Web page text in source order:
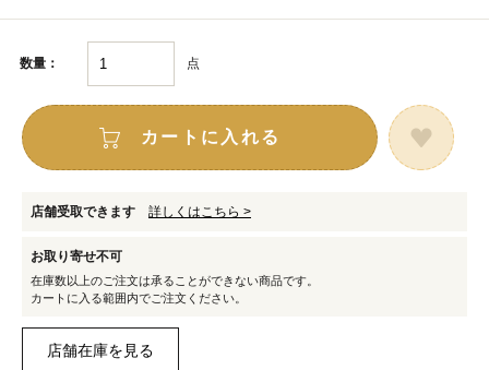
数量： 点
カートに入れる
店舗受取できます 詳しくはこちら >
お取り寄せ不可
在庫数以上のご注文は承ることができない商品です。
カートに入る範囲内でご注文ください。